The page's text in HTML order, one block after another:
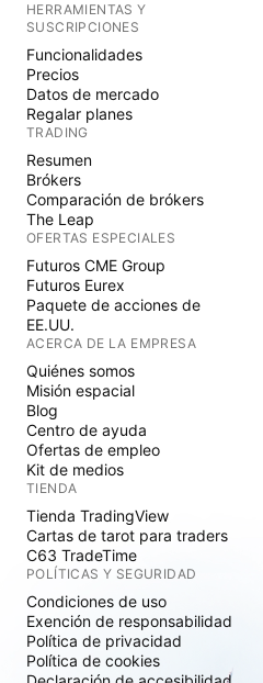
HERRAMIENTAS Y
SUSCRIPCIONES
Funcionalidades
Precios
Datos de mercado
Regalar planes
TRADING
Resumen
Brókers
Comparación de brókers
The Leap
OFERTAS ESPECIALES
Futuros CME Group
Futuros Eurex
Paquete de acciones de
EE.UU.
ACERCA DE LA EMPRESA
Quiénes somos
Misión espacial
Blog
Centro de ayuda
Ofertas de empleo
Kit de medios
TIENDA
Tienda TradingView
Cartas de tarot para traders
C63 TradeTime
POLÍTICAS Y SEGURIDAD
Condiciones de uso
Exención de responsabilidad
Política de privacidad
Política de cookies